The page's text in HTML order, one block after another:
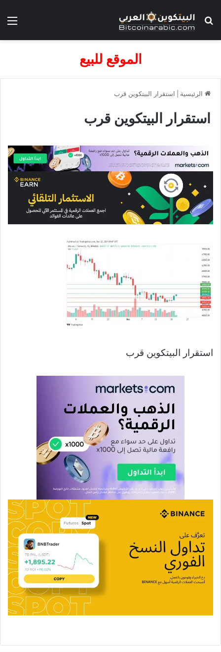
بحث عن
الموقع للبيع
الرئيسية استقرار البيتكوين قرب
استقرار البيتكوين قرب
استقرار البيتكوين قرب